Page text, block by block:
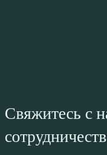
Свяжитесь с